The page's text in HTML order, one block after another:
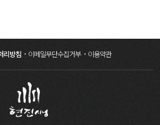
리방침 이메일무단수집거부 이용약관